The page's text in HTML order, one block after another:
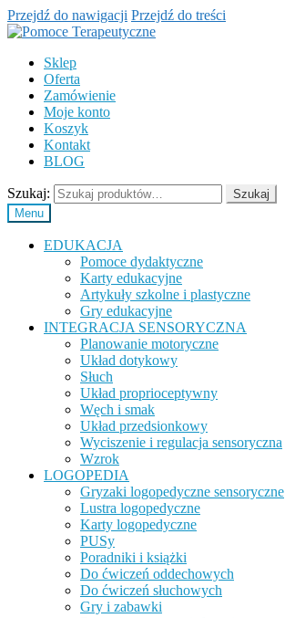
Przejdź do nawigacji Przejdź do treści
Sklep
Oferta
Zamówienie
Moje konto
Koszyk
Kontakt
BLOG
Szukaj:
Szukaj
Menu
EDUKACJA
Pomoce dydaktyczne
Karty edukacyjne
Artykuły szkolne i plastyczne
Gry edukacyjne
INTEGRACJA SENSORYCZNA
Planowanie motoryczne
Układ dotykowy
Słuch
Układ proprioceptywny
Węch i smak
Układ przedsionkowy
Wyciszenie i regulacja sensoryczna
Wzrok
LOGOPEDIA
Gryzaki logopedyczne sensoryczne
Lustra logopedyczne
Karty logopedyczne
PUSy
Poradniki i książki
Do ćwiczeń oddechowych
Do ćwiczeń słuchowych
Gry i zabawki